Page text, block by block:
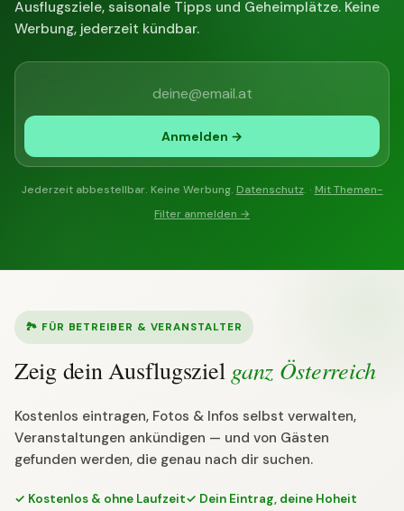
Ausflugsziele, saisonale Tipps und Geheimplätze. Keine
Werbung, jederzeit kündbar.
Anmelden →
Jederzeit abbestellbar. Keine Werbung. Datenschutz. · Mit Themen-
Filter anmelden →
🏞 FÜR BETREIBER & VERANSTALTER
Zeig dein Ausflugsziel ganz Österreich
Kostenlos eintragen, Fotos & Infos selbst verwalten,
Veranstaltungen ankündigen — und von Gästen
gefunden werden, die genau nach dir suchen.
✓ Kostenlos & ohne Laufzeit✓ Dein Eintrag, deine Hoheit